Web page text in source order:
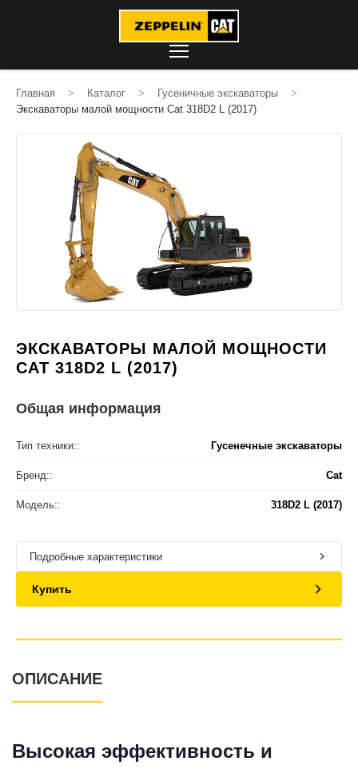
Главная > Каталог > Гусеничные экскаваторы
>
Экскаваторы малой мощности Cat 318D2 L (2017)
ЭКСКАВАТОРЫ МАЛОЙ МОЩНОСТИ
CAT 318D2 L (2017)
Общая информация
Тип техники:: Гусенечные экскаваторы
Бренд:: Cat
Модель:: 318D2 L (2017)
Подробные характеристики
Купить
ОПИСАНИЕ
Высокая эффективность и